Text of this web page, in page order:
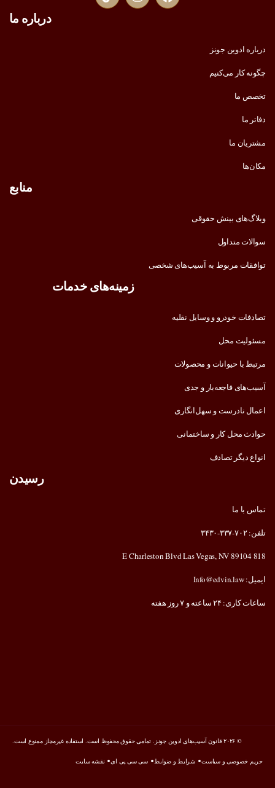
درباره ما
درباره ادوین جونز
چگونه کار می‌کنیم
تخصص ما
دفاتر ما
مشتریان ما
مکان‌ها
منابع
وبلاگ‌های بینش حقوقی
سوالات متداول
توافقات مربوط به آسیب‌های شخصی
زمینه‌های خدمات
تصادفات خودرو و وسایل نقلیه
مسئولیت محل
مرتبط با حیوانات و محصولات
آسیب‌های فاجعه‌بار و جدی
اعمال نادرست و سهل‌انگاری
حوادث محل کار و ساختمانی
انواع دیگر تصادف
رسیدن
تماس با ما
تلفن: ۷۰۲-۳۳۷-۳۴۳۰
818 E Charleston Blvd Las Vegas, NV 89104
ایمیل: Info@edvin.law
ساعات کاری: ۲۴ ساعته و ۷ روز هفته
© ۲۰۲۶ قانون آسیب‌های ادوین جونز. تمامی حقوق محفوظ است. استفاده غیرمجاز ممنوع است.
حریم خصوصی و سیاست شرایط و ضوابط سی سی پی ای نقشه سایت